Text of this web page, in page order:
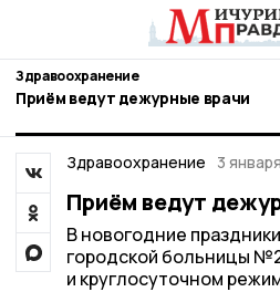
Здравоохранение
Приём ведут дежурные врачи
Здравоохранение
3
Приём ведут
В новогодние
городской больницы
и круглосуточном